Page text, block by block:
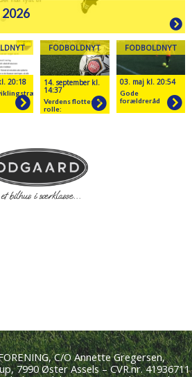
20:18
FODBOLDNYT
14. september kl.
14:37
Verdens flotteste
rolle:
Forældrerollen
FODBOLDNYT
03. maj kl. 20:54
Gode
forældreråd
C/O Annette Gregersen,
7990 Øster Assels – CVR.nr. 41936711